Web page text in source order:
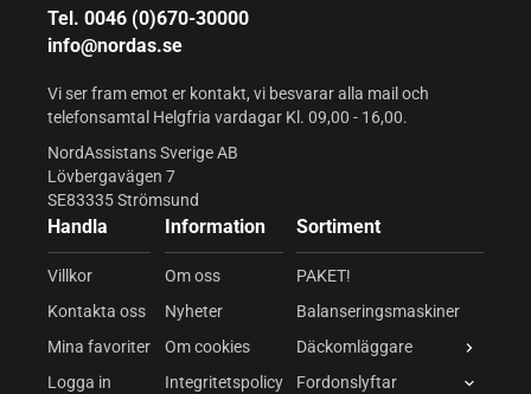
Tel. 0046 (0)670-30000
info@nordas.se
Vi ser fram emot er kontakt, vi besvarar alla mail och
telefonsamtal Helgfria vardagar Kl. 09,00 - 16,00.
NordAssistans Sverige AB
Lövbergavägen 7
SE83335 Strömsund
Handla
Villkor
Kontakta oss
Mina favoriter
Logga in
Information
Om oss
Nyheter
Om cookies
Integritetspolicy
Sortiment
PAKET!
Balanseringsmaskiner
Däckomläggare
Fordonslyftar